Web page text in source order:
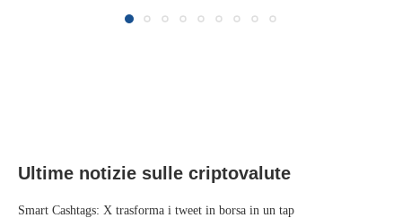
Ultime notizie sulle criptovalute
Smart Cashtags: X trasforma i tweet in borsa in un tap